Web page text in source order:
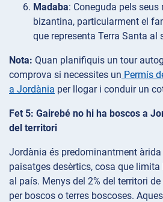
Madaba: Coneguda pels seus
bizantina, particularment el
que representa Terra Santa al
Nota: Quan planifiquis un tour
comprova si necessites un Permís
a Jordània per llogar i conduir un
Fet 5: Gairebé no hi ha boscos a
del territori
Jordània és predominantment
paisatges desèrtics, cosa que
al país. Menys del 2% del territori
per boscos o terres boscoses.